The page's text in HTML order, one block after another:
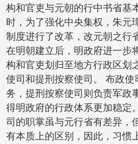
构和官吏与元朝的行中书省基
时，为了强化中央集权，朱元
制度进行了改革，改元朝之行
在明朝建立后，明政府进一步
构和官吏划归至地方行政区划
使司和提刑按察使司。 布政
务，提刑按察使司则负责军政
得明政府的行政体系更加稳定
司的职掌虽与元行省有差异，
有本质上的区别，因此，习惯